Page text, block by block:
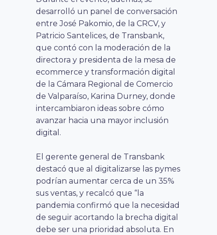
desarrolló un panel de conversación
entre José Pakomio, de la CRCV, y
Patricio Santelices, de Transbank,
que contó con la moderación de la
directora y presidenta de la mesa de
ecommerce y transformación digital
de la Cámara Regional de Comercio
de Valparaíso, Karina Durney, donde
intercambiaron ideas sobre cómo
avanzar hacia una mayor inclusión
digital.
El gerente general de Transbank
destacó que al digitalizarse las pymes
podrían aumentar cerca de un 35%
sus ventas, y recalcó que “la
pandemia confirmó que la necesidad
de seguir acortando la brecha digital
debe ser una prioridad absoluta. En